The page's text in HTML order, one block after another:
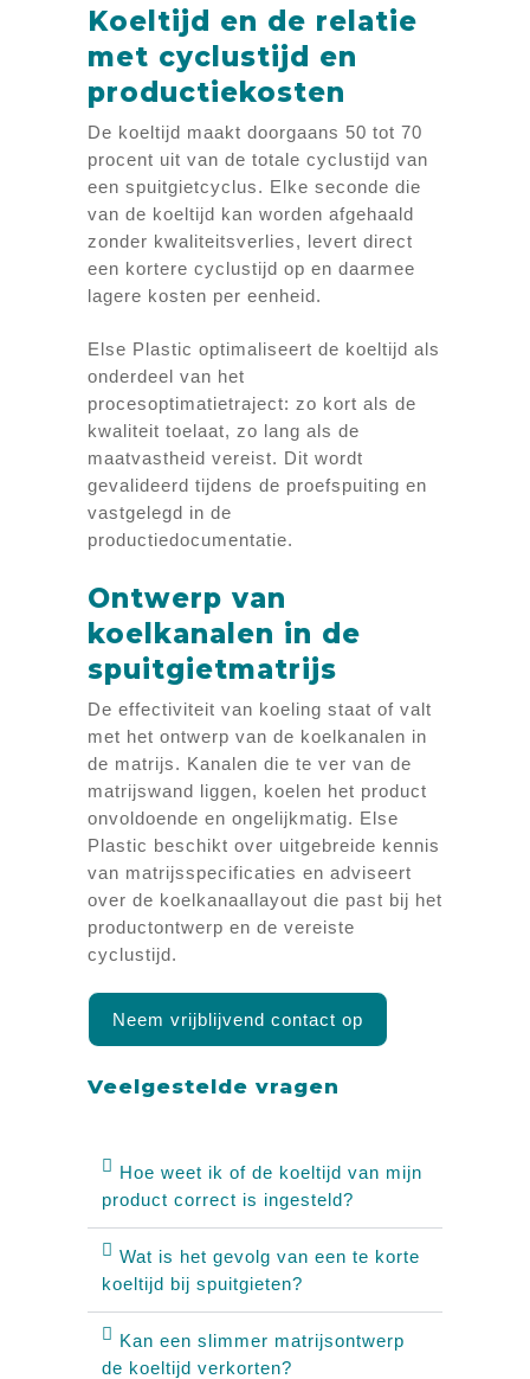
Koeltijd en de relatie
met cyclustijd en
productiekosten
De koeltijd maakt doorgaans 50 tot 70
procent uit van de totale cyclustijd van
een spuitgietcyclus. Elke seconde die
van de koeltijd kan worden afgehaald
zonder kwaliteitsverlies, levert direct
een kortere cyclustijd op en daarmee
lagere kosten per eenheid.
Else Plastic optimaliseert de koeltijd als
onderdeel van het
procesoptimatietraject: zo kort als de
kwaliteit toelaat, zo lang als de
maatvastheid vereist. Dit wordt
gevalideerd tijdens de proefspuiting en
vastgelegd in de
productiedocumentatie.
Ontwerp van
koelkanalen in de
spuitgietmatrijs
De effectiviteit van koeling staat of valt
met het ontwerp van de koelkanalen in
de matrijs. Kanalen die te ver van de
matrijswand liggen, koelen het product
onvoldoende en ongelijkmatig. Else
Plastic beschikt over uitgebreide kennis
van matrijsspecificaties en adviseert
over de koelkanaallayout die past bij het
productontwerp en de vereiste
cyclustijd.
Neem vrijblijvend contact op
Veelgestelde vragen
Hoe weet ik of de koeltijd van mijn
product correct is ingesteld?
Wat is het gevolg van een te korte
koeltijd bij spuitgieten?
Kan een slimmer matrijsontwerp
de koeltijd verkorten?